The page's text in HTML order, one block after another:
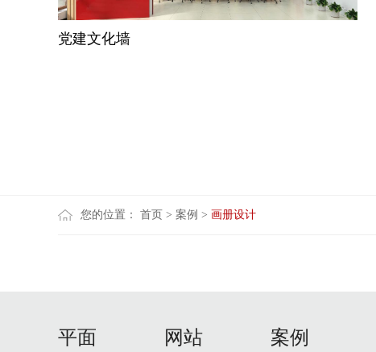
党建文化墙
您的位置： 首页 > 案例 > 画册设计
平面 网站 案例